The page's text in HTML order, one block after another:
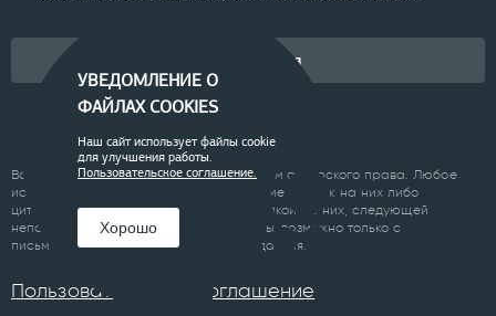
Подписаться
Все материалы сайта являются объектом авторского права. Любое
использование материалов сайта, кроме ссылок на них либо
цитирование с обязательной гиперссылкой на них, следующей
непосредственно до либо после цитаты, возможно только с
письменного разрешения правообладателя.
Пользовательское соглашение
УВЕДОМЛЕНИЕ О
ФАЙЛАХ COOKIES
Наш сайт использует файлы cookie
для улучшения работы.
Пользовательское соглашение.
Хорошо